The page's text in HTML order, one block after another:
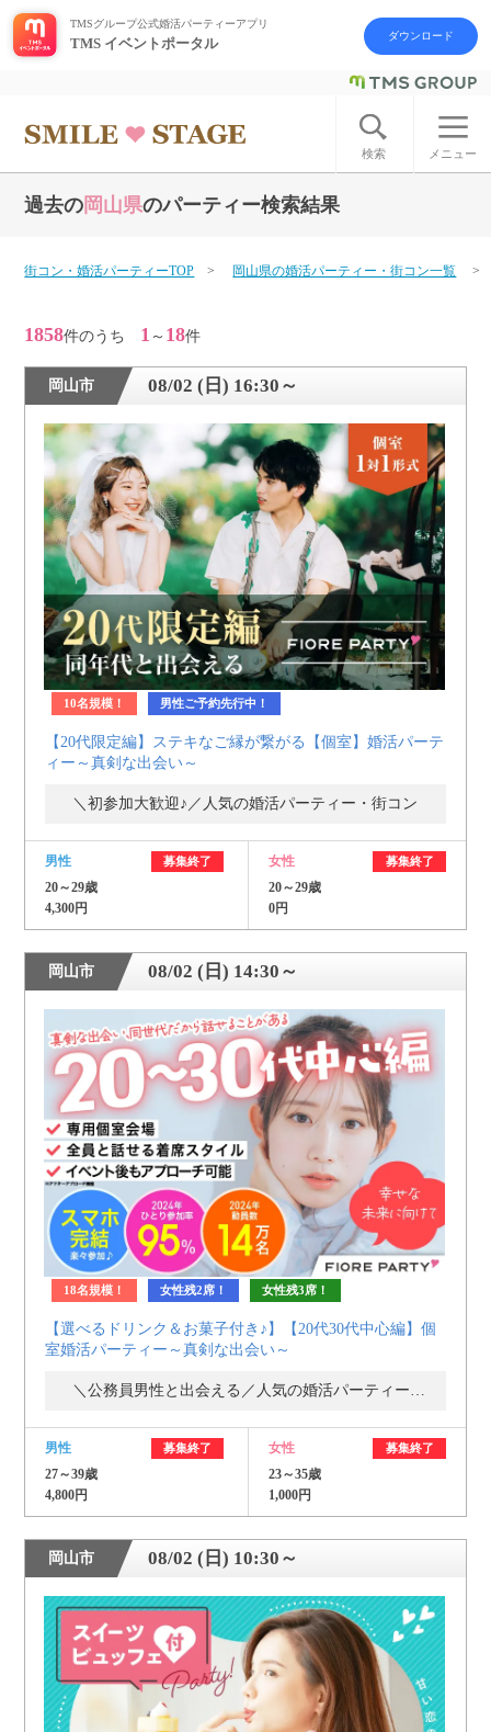
ログイン アカウント登録
はじめての方へ
今週の婚活パーティー
婚活パーティーの流れ
よくあるご質問
アフターアプローチとは
お問い合わせ
利用規約
個人情報保護方針 launch
子どもの安全基準に関するポリシーlaunch
運営会社launch
公式アカウントで最新情報を配信中！
の中から
おすすめの優良結婚相談所をご紹介
個人情報保護のため
プライバシーマークを 取得しております
TMSグループ公式婚活パーティーアプリ
TMS イベントポータル ダウンロード
検索 メニュー
過去の岡山県のパーティー検索結果
街コン・婚活パーティーTOP 岡山県の婚活パーティー・街コン一覧
1858件のうち 1 ～ 18件
岡山市 08/02 (日) 16:30～
10名規模！ 男性ご予約先行中！
【20代限定編】ステキなご縁が繋がる【個室】婚活パーテ
ィー～真剣な出会い～
＼初参加大歓迎♪／人気の婚活パーティー・街コン
男性 募集終了
20～29歳
4,300円
女性 募集終了
20～29歳
0円
岡山市 08/02 (日) 14:30～
18名規模！ 女性残2席！ 女性残3席！
【選べるドリンク＆お菓子付き♪】【20代30代中心編】個
室婚活パーティー～真剣な出会い～
男性 募集終了
27～39歳
4,800円
女性 募集終了
23～35歳
1,000円
岡山市 08/02 (日) 10:30～